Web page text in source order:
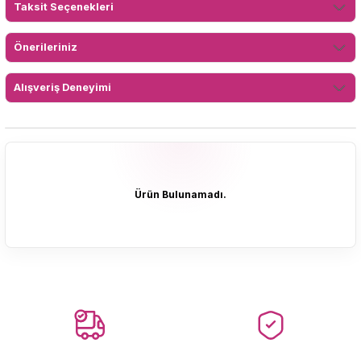
Taksit Seçenekleri
Önerileriniz
Alışveriş Deneyimi
Ürün Bulunamadı.